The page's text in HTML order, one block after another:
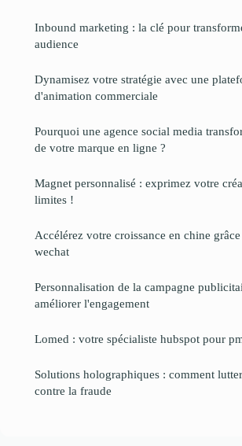
Inbound marketing : la clé pour
audience
Dynamisez votre stratégie avec une
d'animation commerciale
Pourquoi une agence social media
de votre marque en ligne ?
Magnet personnalisé : exprimez votre
limites !
Accélérez votre croissance en chine
wechat
Personnalisation de la campagne
améliorer l'engagement
Lomed : votre spécialiste hubspot pour
Solutions holographiques : comment
contre la fraude